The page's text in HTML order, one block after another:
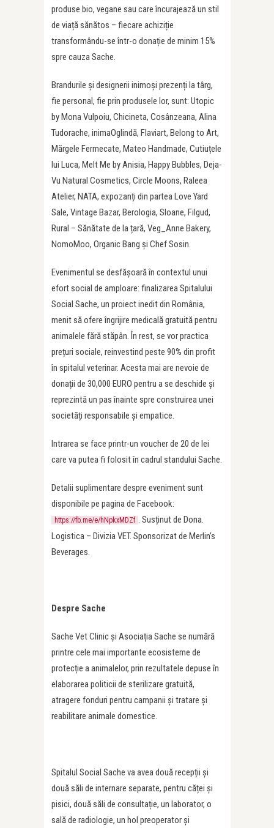
produse bio, vegane sau care încurajează un stil
de viață sănătos – fiecare achiziție
transformându-se într-o donație de minim 15%
spre cauza Sache.
Brandurile și designerii inimoși prezenți la târg,
fie personal, fie prin produsele lor, sunt: Utopic
by Mona Vulpoiu, Chicineta, Cosânzeana, Alina
Tudorache, inimaOglindă, Flaviart, Belong to Art,
Mărgele Fermecate, Mateo Handmade, Cutiuțele
lui Luca, Melt Me by Anisia, Happy Bubbles, Deja-
Vu Natural Cosmetics, Circle Moons, Raleea
Atelier, NATA, expozanți din partea Love Yard
Sale, Vintage Bazar, Berologia, Sloane, Filgud,
Rural – Sănătate de la țară, Veg_Anne Bakery,
NomoMoo, Organic Bang și Chef Sosin.
Evenimentul se desfășoară în contextul unui
efort social de amploare: finalizarea Spitalului
Social Sache, un proiect inedit din România,
menit să ofere îngrijire medicală gratuită pentru
animalele fără stăpân. În rest, se vor practica
prețuri sociale, reinvestind peste 90% din profit
în spitalul veterinar. Acesta mai are nevoie de
donații de 30,000 EURO pentru a se deschide și
reprezintă un pas înainte spre construirea unei
societăți responsabile și empatice.
Intrarea se face printr-un voucher de 20 de lei
care va putea fi folosit în cadrul standului Sache.
Detalii suplimentare despre eveniment sunt
disponibile pe pagina de Facebook:
https://fb.me/e/hNpkxMDZf . Susținut de Dona.
Logistica – Divizia VET. Sponsorizat de Merlin’s
Beverages.
Despre Sache
Sache Vet Clinic și Asociația Sache se numără
printre cele mai importante ecosisteme de
protecție a animalelor, prin rezultatele depuse în
elaborarea politicii de sterilizare gratuită,
atragere fonduri pentru campanii și tratare și
reabilitare animale domestice.
Spitalul Social Sache va avea două recepții și
două săli de internare separate, pentru căței și
pisici, două săli de consultație, un laborator, o
sală de radiologie, un hol preoperator și